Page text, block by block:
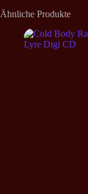
Ähnliche Produkte